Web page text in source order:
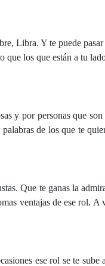
Libra. Y te puede
los que están a tu
y por personas que
de los que te
Que te ganas la
ventajas de ese rol. A
ese rol se te sube